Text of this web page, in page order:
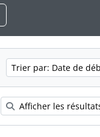
Trier par: Date de
Afficher les